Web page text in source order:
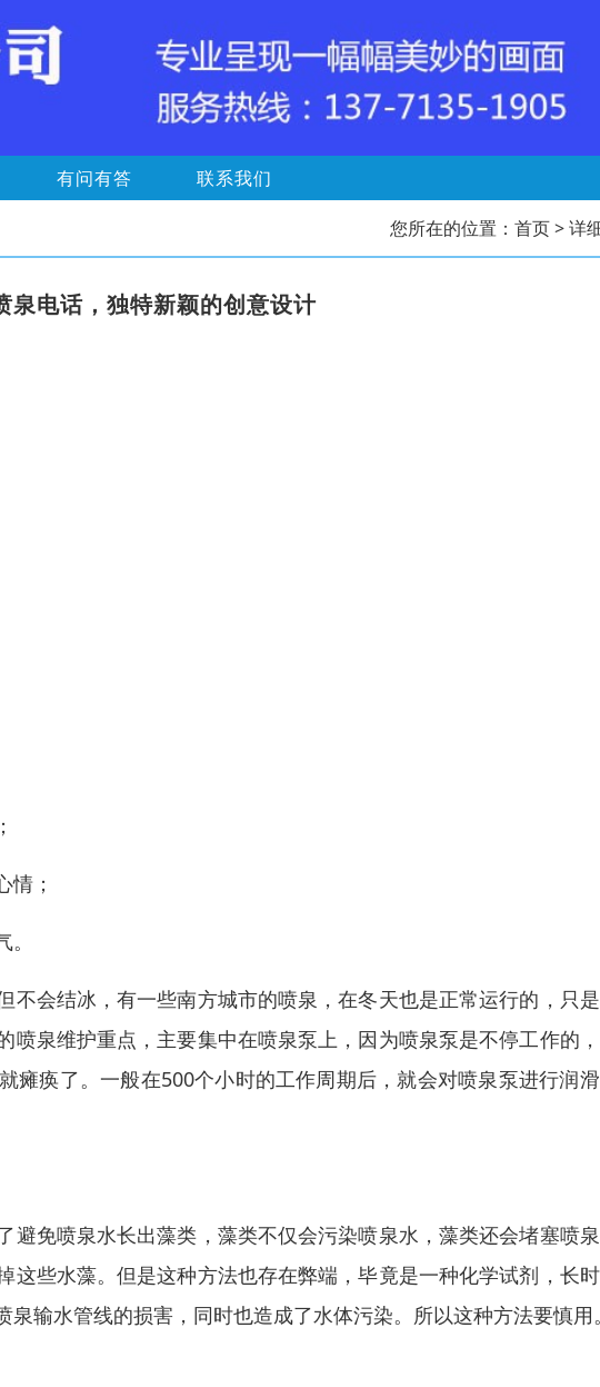
有问有答 联系我们
您所在的位置： 首页> 详
泉电话，独特新颖的创意设计
；
不会结冰，有一些南方城市的喷泉，在冬天也是正常运行的，只
喷泉维护重点，主要集中在喷泉泵上，因为喷泉泵是不停工作的
瘫痪了。一般在500个小时的工作周期后，就会对喷泉泵进行润
避免喷泉水长出藻类，藻类不仅会污染喷泉水，藻类还会堵塞喷
这些水藻。但是这种方法也存在弊端，毕竟是一种化学试剂，长
输水管线的损害，同时也造成了水体污染。所以这种方法要慎用